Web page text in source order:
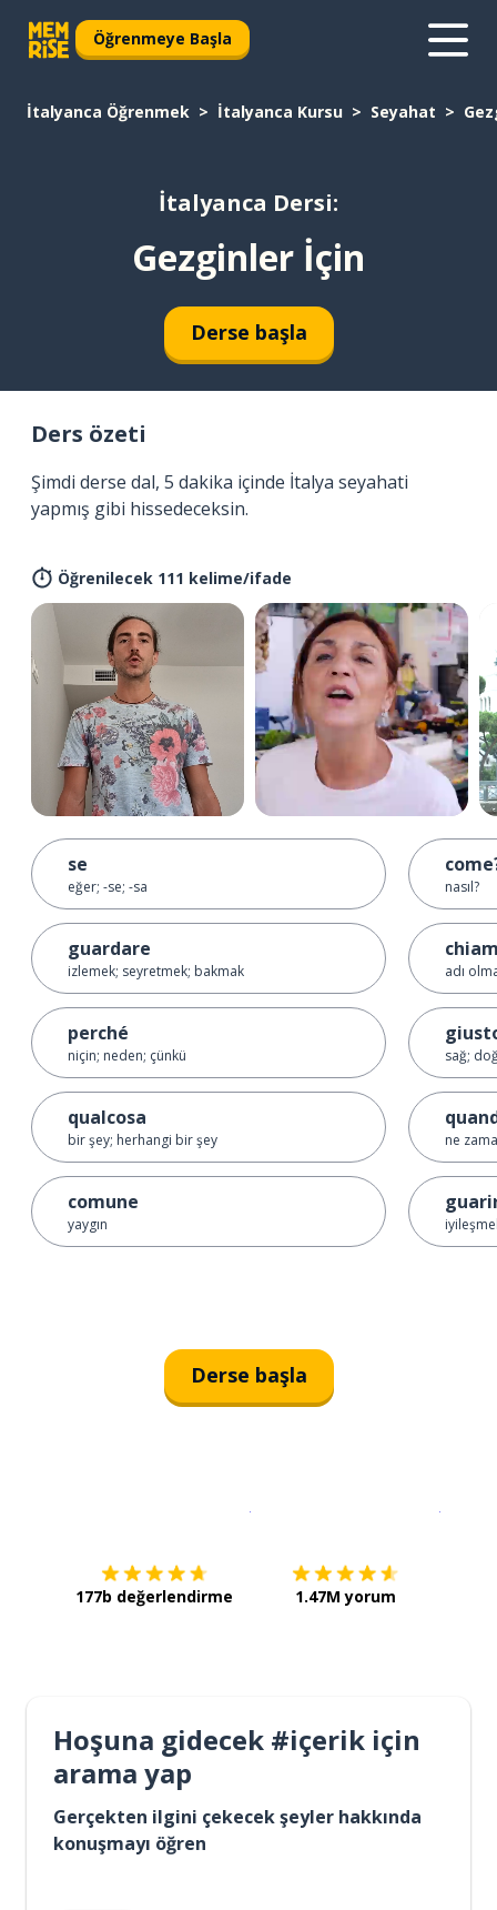
Öğrenmeye Başla
İtalyanca Öğrenmek İtalyanca Kursu Seyahat
İtalyanca Dersi:
Gezginler İçin
Derse başla
Ders özeti
Şimdi derse dal, 5 dakika içinde İtalya seyahati
yapmış gibi hissedeceksin.
Öğrenilecek 111 kelime/ifade
se
eğer; -se; -sa
guardare
izlemek; seyretmek; bakmak
perché
niçin; neden; çünkü
qualcosa
bir şey; herhangi bir şey
comune
yaygın
nasıl?
adı
sağ;
ne
Derse başla
177b değerlendirme 1.47M yorum
Hoşuna gidecek #içerik için
arama yap
Gerçekten ilgini çekecek şeyler hakkında
konuşmayı öğren